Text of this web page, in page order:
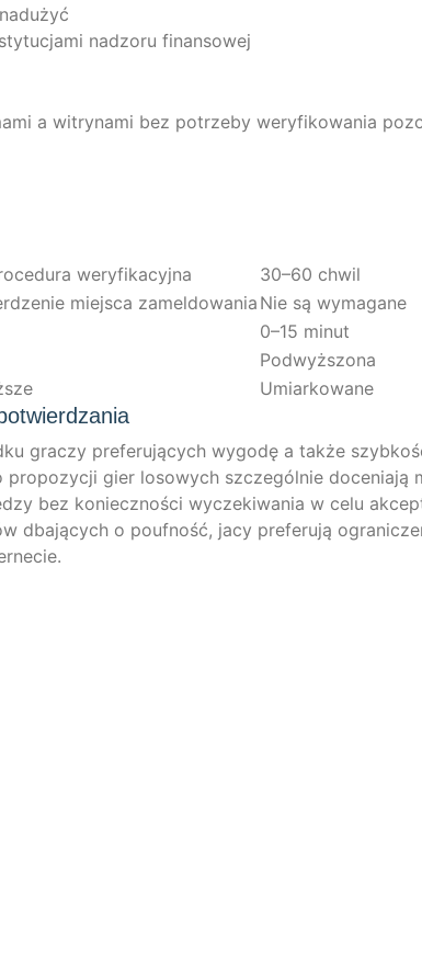
nad­zoru finansowej
a witry­na­mi bez potrze­by wery­fi­kowa­nia
weryfikacyjna
30–60 chwil
mie­j­s­ca zameldowania Nie są wymagane
0–15 minut
Pod­wyżs­zo­na
Umi­ar­ko­wa­ne
grac­zy pre­fe­ru­ją­cych wygo­dę a także
gier loso­wych szc­ze­gól­nie docen­ia­ją
bez koniecz­ności wyc­ze­ki­wa­nia w celu
dba­ją­cych o pouf­ność, jacy pre­fe­ru­ją